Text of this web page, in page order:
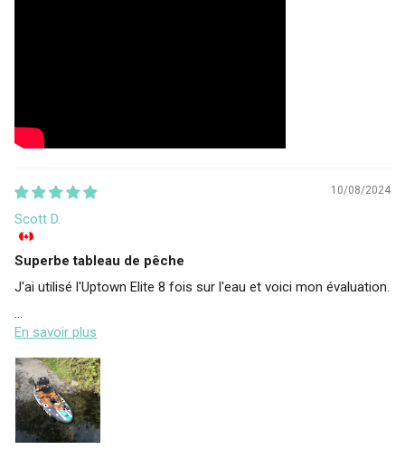
10/08/2024
Scott D.
Superbe tableau de pêche
J'ai utilisé l'Uptown Elite 8 fois sur l'eau et voici mon évaluation.
...
En savoir plus